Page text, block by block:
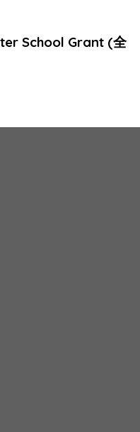
School Grant (全